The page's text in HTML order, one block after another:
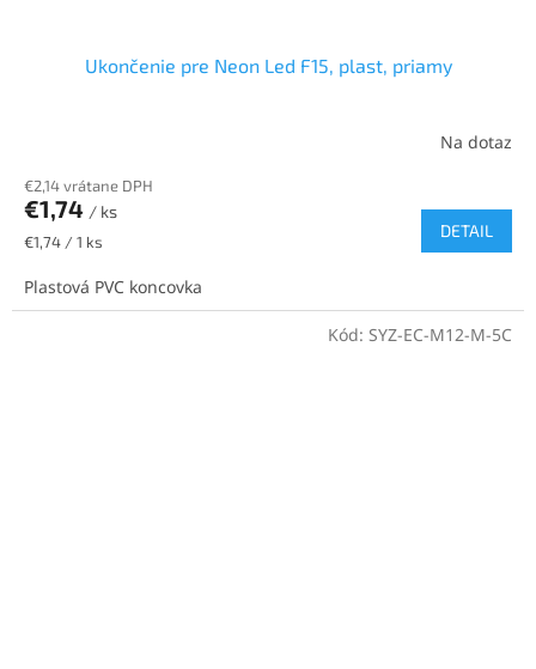
Ukončenie pre Neon Led F15, plast, priamy
Na dotaz
€2,14 vrátane DPH
€1,74 / ks
Jednotková
€1,74 / 1 ks
DETAIL
Plastová PVC koncovka
Kód: SYZ-EC-M12-M-5C